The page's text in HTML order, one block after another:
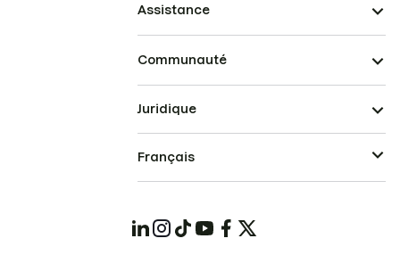
Assistance
Communauté
Juridique
Français